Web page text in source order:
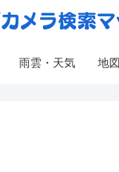
雨雲・天気 地図